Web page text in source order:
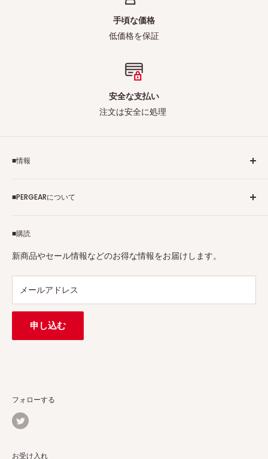
手頃な価格
低価格を保証
安全な支払い
注文は安全に処理
■購読
新商品やセール情報などのお得な情報をお届けします。
メールアドレス
申し込む
■情報
個人情報保護方針
Tax-free
特定商取引法に基づく表示
■PERGEARについて
7Artisans、FIMIなど各撮影機材ブランドの正規代理店です。
プロ、アマチュアを問わず、さまざまな撮影製品を取り揃え
連絡先： support@pergear.co.jp
フォローする
お受け入れ